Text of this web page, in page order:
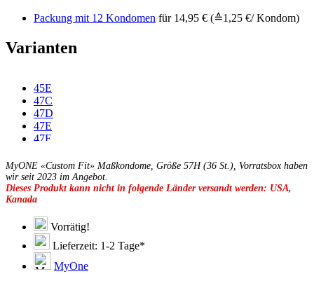
Packung mit 12 Kondomen für 14,95 € (≙1,25 €/ Kondom)
Varianten
45E
47C
47D
47E
47F
49D
49E
49F
49G
51C
51D
51E
51F
51G
MyONE «Custom Fit» Maßkondome, Größe 57H (36 St.), Vorratsbox haben
wir seit 2023 im Angebot.
Dieses Produkt kann nicht in folgende Länder versandt werden: USA,
Kanada
Vorrätig!
Lieferzeit: 1-2 Tage*
MyOne